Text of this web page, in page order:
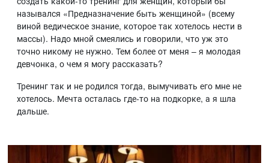
назывался «Предназначение быть женщиной» (всему
виной ведическое знание, которое так хотелось нести в
массы). Надо мной смеялись и говорили, что уж это
точно никому не нужно. Тем более от меня – я молодая
девчонка, о чем я могу рассказать?
Тренинг так и не родился тогда, вымучивать его мне не
хотелось. Мечта осталась где-то на подкорке, а я шла
дальше.